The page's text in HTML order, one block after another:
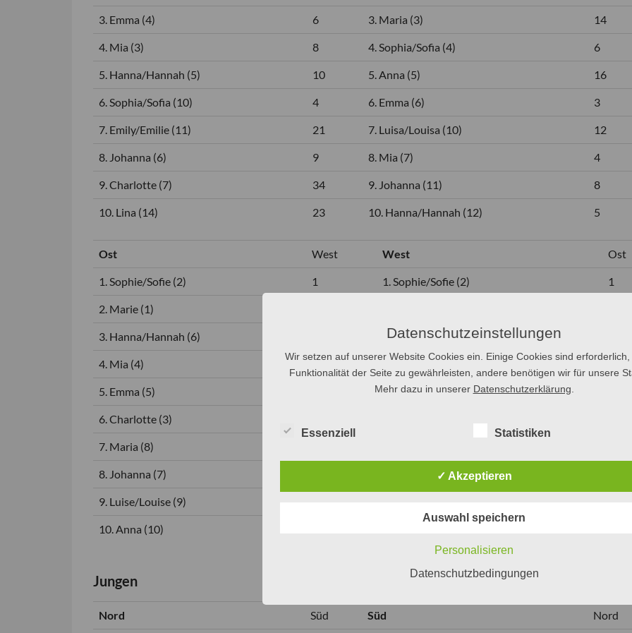
3. Emma (4) 6 3. Maria (3) 14
4. Mia (3) 8 4. Sophia/Sofia (4) 6
5. Hanna/Hannah (5) 10 5. Anna (5) 16
6. Sophia/Sofia (10) 4 6. Emma (6) 3
7. Emily/Emilie (11) 21 7. Luisa/Louisa (10) 12
8. Johanna (6) 9 8. Mia (7) 4
9. Charlotte (7) 34 9. Johanna (11) 8
10. Lina (14) 23 10. Hanna/Hannah (12) 5
Ost West West Ost
1. Sophie/Sofie (2) 1 1. Sophie/Sofie (2) 1
2. Marie (1)
3. Hanna/Hannah (6) 3. Maria (3)
4. Mia (4) 5 4. Sophia/Sofia (4) 13
5. Emma (5) 5. Mia (5)
6. Charlotte (3)
7. Maria (8)
8. Johanna (7) 8. Hanna/Hannah (8)
9. Luise/Louise (9)
10. Anna (10)
Jungen
Nord Süd Süd Nord
Datenschutzeinstellungen
Wir setzen auf unserer Website Cookies ein. Einige Cookies sind
Funktionalität der Seite zu gewährleisten, andere benötigen wir für unsere
Mehr dazu in unserer Datenschutzerklärung
Essenziell Statistiken
✓ Akzeptieren
Auswahl speichern
Personalisieren
Datenschutzbedingungen